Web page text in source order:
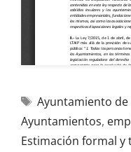
Ayuntamiento de
Ayuntamientos,
Estimación formal y